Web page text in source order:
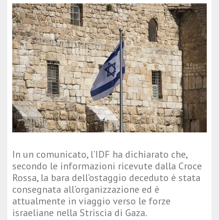
In un comunicato, l’IDF ha dichiarato che,
secondo le informazioni ricevute dalla Croce
Rossa, la bara dell’ostaggio deceduto è stata
consegnata all’organizzazione ed è
attualmente in viaggio verso le forze
israeliane nella Striscia di Gaza.